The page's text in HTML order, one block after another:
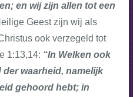
en wij zijn allen tot een
Geest zijn wij als
ook verzegeld tot
1:13,14: “In Welken ook
waarheid, namelijk
gehoord hebt; in